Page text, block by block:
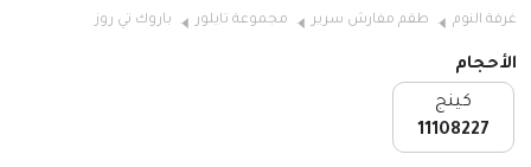
غرفة النوم طقم مفارش سرير مجموعة تايلور باروك تي روز
الأحجام
كينج
11108227